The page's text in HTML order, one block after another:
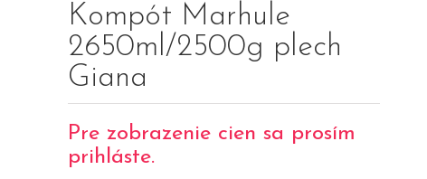
Kompót Marhule
2650ml/2500g plech
Giana
Pre zobrazenie cien sa prosím
prihláste.